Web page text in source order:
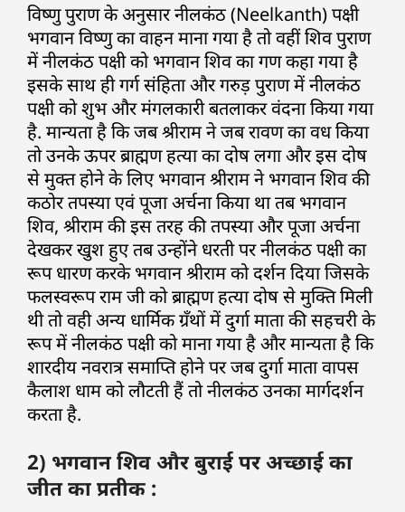
विष्णु पुराण के अनुसार नीलकंठ (Neelkanth) पक्षी
भगवान विष्णु का वाहन माना गया है तो वहीं शिव पुराण
में नीलकंठ पक्षी को भगवान शिव का गण कहा गया है
इसके साथ ही गर्ग संहिता और गरुड़ पुराण में नीलकंठ
पक्षी को शुभ और मंगलकारी बतलाकर वंदना किया गया
है. मान्यता है कि जब श्रीराम ने जब रावण का वध किया
तो उनके ऊपर ब्राह्मण हत्या का दोष लगा और इस दोष
से मुक्त होने के लिए भगवान श्रीराम ने भगवान शिव की
कठोर तपस्या एवं पूजा अर्चना किया था तब भगवान
शिव, श्रीराम की इस तरह की तपस्या और पूजा अर्चना
देखकर खुश हुए तब उन्होंने धरती पर नीलकंठ पक्षी का
रूप धारण करके भगवान श्रीराम को दर्शन दिया जिसके
फलस्वरूप राम जी को ब्राह्मण हत्या दोष से मुक्ति मिली
थी तो वही अन्य धार्मिक ग्रँथों में दुर्गा माता की सहचरी के
रूप में नीलकंठ पक्षी को माना गया है और मान्यता है कि
शारदीय नवरात्र समाप्ति होने पर जब दुर्गा माता वापस
कैलाश धाम को लौटती हैं तो नीलकंठ उनका मार्गदर्शन
करता है.
2) भगवान शिव और बुराई पर अच्छाई का
जीत का प्रतीक :